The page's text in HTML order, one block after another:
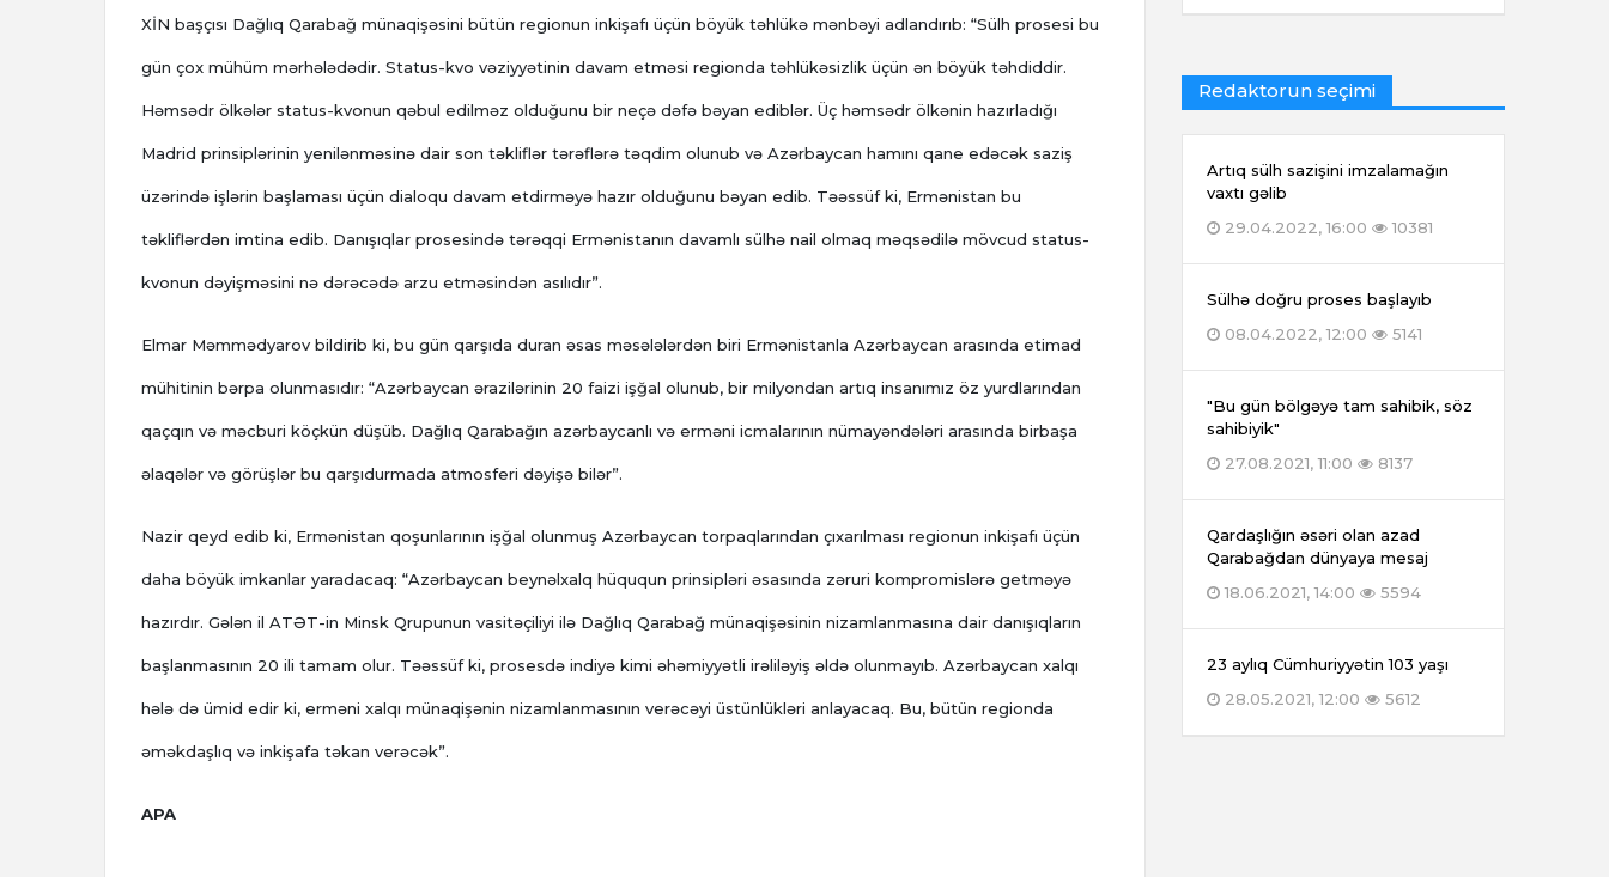
XİN başçısı Dağlıq Qarabağ münaqişəsini bütün regionun inkişafı üçün böyük təhlükə mənbəyi adlandırıb: “Sülh prosesi bu
gün çox mühüm mərhələdədir. Status-kvo vəziyyətinin davam etməsi regionda təhlükəsizlik üçün ən böyük təhdiddir.
Həmsədr ölkələr status-kvonun qəbul edilməz olduğunu bir neçə dəfə bəyan ediblər. Üç həmsədr ölkənin hazırladığı
Madrid prinsiplərinin yenilənməsinə dair son təkliflər tərəflərə təqdim olunub və Azərbaycan hamını qane edəcək saziş
üzərində işlərin başlaması üçün dialoqu davam etdirməyə hazır olduğunu bəyan edib. Təəssüf ki, Ermənistan bu
təkliflərdən imtina edib. Danışıqlar prosesində tərəqqi Ermənistanın davamlı sülhə nail olmaq məqsədilə mövcud status-
kvonun dəyişməsini nə dərəcədə arzu etməsindən asılıdır”.
Elmar Məmmədyarov bildirib ki, bu gün qarşıda duran əsas məsələlərdən biri Ermənistanla Azərbaycan arasında etimad
mühitinin bərpa olunmasıdır: “Azərbaycan ərazilərinin 20 faizi işğal olunub, bir milyondan artıq insanımız öz yurdlarından
qaçqın və məcburi köçkün düşüb. Dağlıq Qarabağın azərbaycanlı və erməni icmalarının nümayəndələri arasında birbaşa
əlaqələr və görüşlər bu qarşıdurmada atmosferi dəyişə bilər”.
Nazir qeyd edib ki, Ermənistan qoşunlarının işğal olunmuş Azərbaycan torpaqlarından çıxarılması regionun inkişafı üçün
daha böyük imkanlar yaradacaq: “Azərbaycan beynəlxalq hüququn prinsipləri əsasında zəruri kompromislərə getməyə
hazırdır. Gələn il ATƏT-in Minsk Qrupunun vasitəçiliyi ilə Dağlıq Qarabağ münaqişəsinin nizamlanmasına dair danışıqların
başlanmasının 20 ili tamam olur. Təəssüf ki, prosesdə indiyə kimi əhəmiyyətli irəliləyiş əldə olunmayıb. Azərbaycan xalqı
hələ də ümid edir ki, erməni xalqı münaqişənin nizamlanmasının verəcəyi üstünlükləri anlayacaq. Bu, bütün regionda
əməkdaşlıq və inkişafa təkan verəcək”.
APA
Redaktorun seçimi
Artıq sülh sazişini imzalamağın
vaxtı gəlib
29.04.2022, 16:00
10381
Sülhə doğru proses başlayıb
08.04.2022, 12:00
5141
"Bu gün bölgəyə tam sahibik, söz
sahibiyik"
27.08.2021, 11:00
8137
Qardaşlığın əsəri olan azad
Qarabağdan dünyaya mesaj
18.06.2021, 14:00
5594
23 aylıq Cümhuriyyətin 103 yaşı
28.05.2021, 12:00
5612